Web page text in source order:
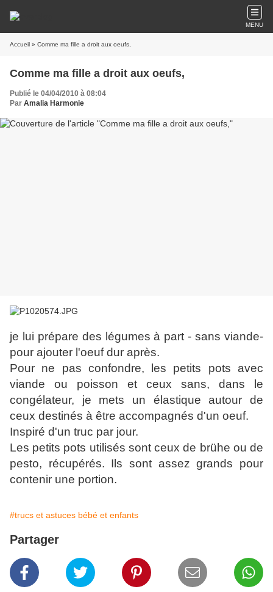
MENU
Accueil » Comme ma fille a droit aux oeufs,
Comme ma fille a droit aux oeufs,
Publié le 04/04/2010 à 08:04
Par Amalia Harmonie
je lui prépare des légumes à part - sans viande-
pour ajouter l'oeuf dur après.
Pour ne pas confondre, les petits pots avec
viande ou poisson et ceux sans, dans le
congélateur, je mets un élastique autour de
ceux destinés à être accompagnés d'un oeuf.
Inspiré d'un truc par jour.
Les petits pots utilisés sont ceux de brühe ou de
pesto, récupérés. Ils sont assez grands pour
contenir une portion.
#trucs et astuces bébé et enfants
Partager